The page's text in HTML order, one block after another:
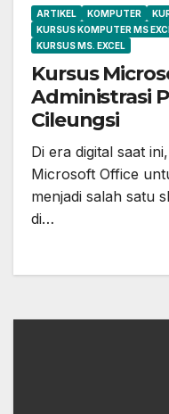
ARTIKEL KOMPUTER
KURSUS KOMPUTER MS
KURSUS MS. EXCEL
Kursus
Administrasi
Cileungsi
Di era digital saat
Microsoft Office
menjadi salah satu
di…